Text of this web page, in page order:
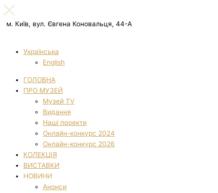
м. Київ, вул. Євгена Коновальця, 44-А
Українська
English
ГОЛОВНА
ПРО МУЗЕЙ
Музей TV
Видання
Наші проекти
Онлайн-конкурс 2024
Онлайн-конкурс 2026
КОЛЕКЦІЯ
ВИСТАВКИ
НОВИНИ
Анонси